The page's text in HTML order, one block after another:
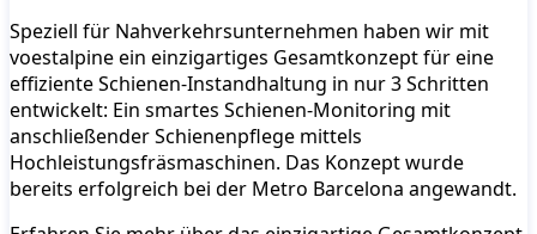
Speziell für Nahverkehrsunternehmen haben wir mit
voestalpine ein einzigartiges Gesamtkonzept für eine
effiziente Schienen-Instandhaltung in nur 3 Schritten
entwickelt: Ein smartes Schienen-Monitoring mit
anschließender Schienenpflege mittels
Hochleistungsfräsmaschinen. Das Konzept wurde
bereits erfolgreich bei der Metro Barcelona angewandt.